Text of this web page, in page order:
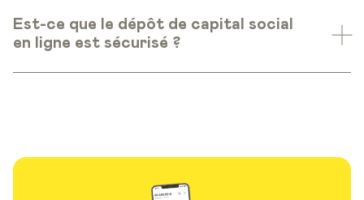
Est-ce que le dépôt de capital social
en ligne est sécurisé ?